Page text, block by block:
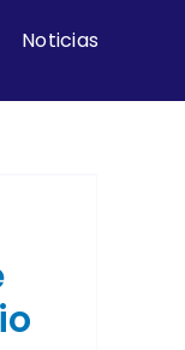
Noticias